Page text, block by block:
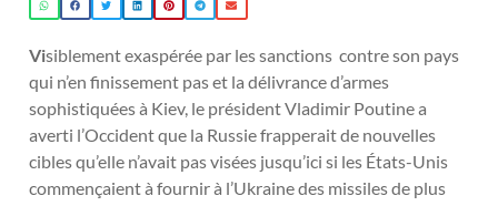
Visiblement exaspérée par les sanctions contre son pays
qui n’en finissement pas et la délivrance d’armes
sophistiquées à Kiev, le président Vladimir Poutine a
averti l’Occident que la Russie frapperait de nouvelles
cibles qu’elle n’avait pas visées jusqu’ici si les États-Unis
commençaient à fournir à l’Ukraine des missiles de plus